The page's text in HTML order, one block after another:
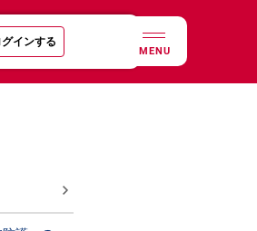
グインする
MENU